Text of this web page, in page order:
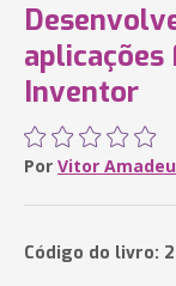
aplicações
Inventor
Por Vitor
Código do livro: